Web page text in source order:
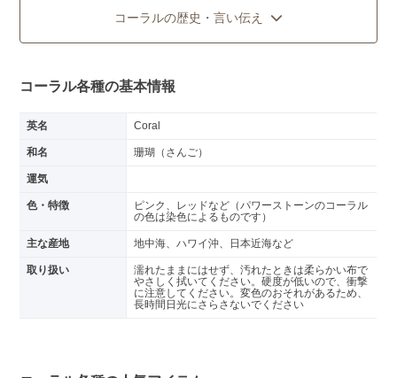
コーラルの歴史・言い伝え
コーラル各種の基本情報
英名 Coral
和名 珊瑚（さんご）
運気
色・特徴
ピンク、レッドなど（パワーストーンのコーラル
の色は染色によるものです）
主な産地 地中海、ハワイ沖、日本近海など
取り扱い
濡れたままにはせず、汚れたときは柔らかい布で
やさしく拭いてください。硬度が低いので、衝撃
に注意してください。変色のおそれがあるため、
長時間日光にさらさないでください